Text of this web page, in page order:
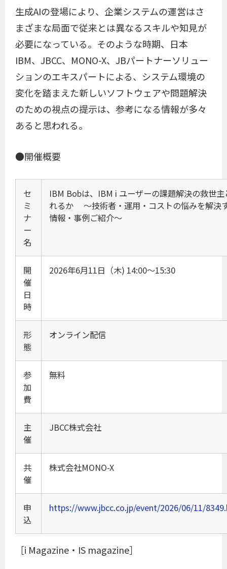
生成AIの登場により、企業システムの運営はさ
まざまな局面で従来とは異なるスキルや知見が
必要になっている。そのような時期、日本
IBM、JBCC、MONO-X、JBパートナーソリュー
ションのエキスパートによる、システム環境の
変化を踏まえた新しいソフトウェアや問題解決
のための視点の提示は、参考になる情報が多々
あると思われる。
●開催概要
セ
ミ
ナ
ー
名
IBM Bobは、IBM i ユーザーの課題解決の救世主
れるか ～技術者・運用・コストの悩みを解決
情報・事例ご紹介～
開
催
日
時
2026年6月11日（木) 14:00～15:30
形
態
オンライン配信
参
加
費
無料
主
催
JBCC株式会社
共
催
株式会社MONO-X
申
込
https://www.jbcc.co.jp/event/2026/06/11/
［i Magazine・IS magazine］